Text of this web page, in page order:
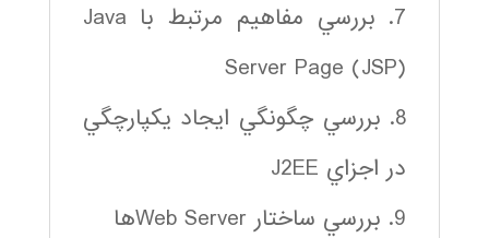
7. بررسي مفاهيم مرتبط با Java
Server Page (JSP)
8. بررسي چگونگي ايجاد يكپارچگي
در اجزاي J2EE
9. بررسي ساختار Web Serverها